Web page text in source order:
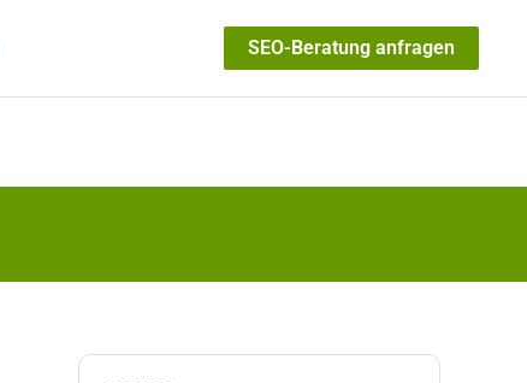
SEO-Beratung anfragen